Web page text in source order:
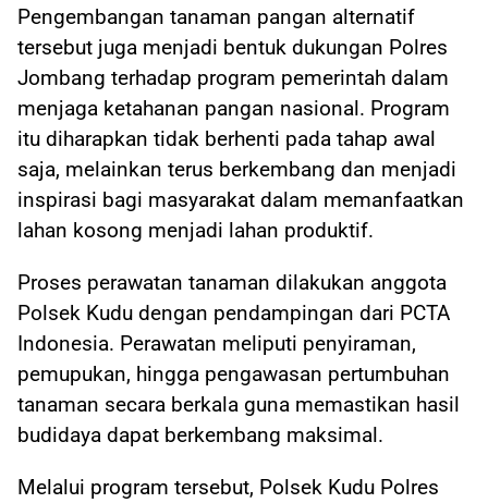
Pengembangan tanaman pangan alternatif
tersebut juga menjadi bentuk dukungan Polres
Jombang terhadap program pemerintah dalam
menjaga ketahanan pangan nasional. Program
itu diharapkan tidak berhenti pada tahap awal
saja, melainkan terus berkembang dan menjadi
inspirasi bagi masyarakat dalam memanfaatkan
lahan kosong menjadi lahan produktif.
Proses perawatan tanaman dilakukan anggota
Polsek Kudu dengan pendampingan dari PCTA
Indonesia. Perawatan meliputi penyiraman,
pemupukan, hingga pengawasan pertumbuhan
tanaman secara berkala guna memastikan hasil
budidaya dapat berkembang maksimal.
Melalui program tersebut, Polsek Kudu Polres